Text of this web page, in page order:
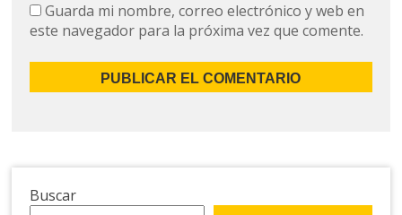
Guarda mi nombre, correo electrónico y web en
este navegador para la próxima vez que comente.
Buscar